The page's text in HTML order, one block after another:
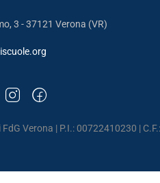
3 - 37121 Verona (VR)
Verona | P.I.: 00722410230 |